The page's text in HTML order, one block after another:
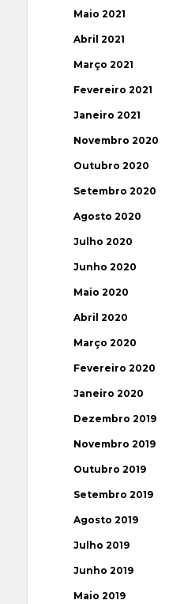
Maio 2021
Abril 2021
Março 2021
Fevereiro 2021
Janeiro 2021
Novembro 2020
Outubro 2020
Setembro 2020
Agosto 2020
Julho 2020
Junho 2020
Maio 2020
Abril 2020
Março 2020
Fevereiro 2020
Janeiro 2020
Dezembro 2019
Novembro 2019
Outubro 2019
Setembro 2019
Agosto 2019
Julho 2019
Junho 2019
Maio 2019